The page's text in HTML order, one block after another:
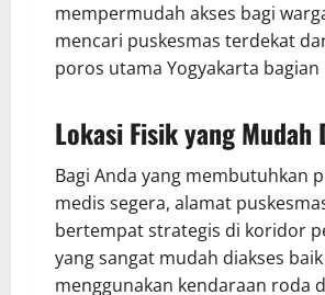
mempermudah akses bagi
mencari puskesmas terdekat
poros utama Yogyakarta bagian
Lokasi Fisik yang Mudah
Bagi Anda yang membutuhkan
medis segera, alamat
bertempat strategis di koridor
yang sangat mudah diakses baik
menggunakan kendaraan roda